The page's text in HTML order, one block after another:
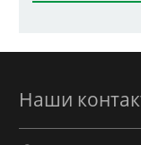
Наши